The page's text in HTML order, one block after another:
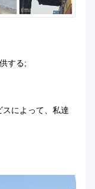
する;
によって、私達